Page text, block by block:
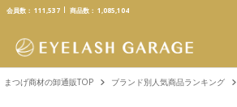
text.skipToContent
text.skipToNavigation
会員数： 111,537 商品数： 1,085,104
まつげ商材の卸通販TOP ブランド別人気商品ランキング